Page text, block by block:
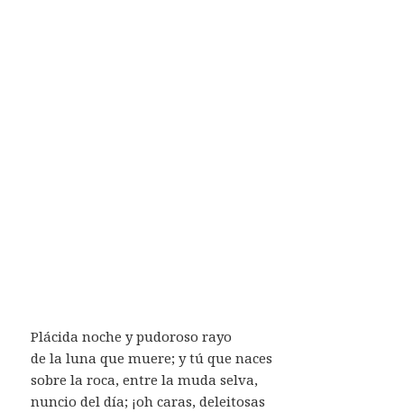
Plácida noche y pudoroso rayo
de la luna que muere; y tú que naces
sobre la roca, entre la muda selva,
nuncio del día; ¡oh caras, deleitosas